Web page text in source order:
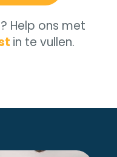
Help ons met
in te vullen.